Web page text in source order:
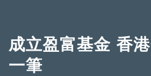
成立盈富基金 香
一筆